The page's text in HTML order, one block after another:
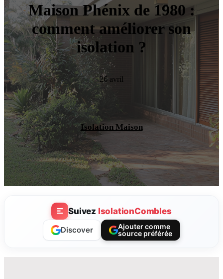
Maison Phénix de 1980 :
comment améliorer son
isolation ?
26 avril
Isolation Maison
Suivez IsolationCombles
Discover
Ajouter comme
source préférée